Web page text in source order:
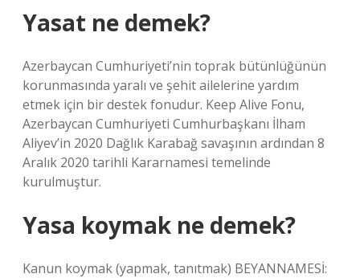
Yasat ne demek?
Azerbaycan Cumhuriyeti’nin toprak bütünlüğünün
korunmasında yaralı ve şehit ailelerine yardım
etmek için bir destek fonudur. Keep Alive Fonu,
Azerbaycan Cumhuriyeti Cumhurbaşkanı İlham
Aliyev’in 2020 Dağlık Karabağ savaşının ardından 8
Aralık 2020 tarihli Kararnamesi temelinde
kurulmuştur.
Yasa koymak ne demek?
Kanun koymak (yapmak, tanıtmak) BEYANNAMESİ: